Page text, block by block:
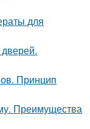
для
Принцип
Преимущества